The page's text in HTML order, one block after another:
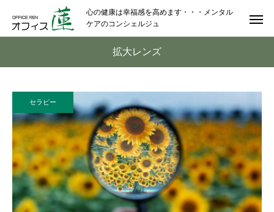
心の健康は幸福感を高めます・・・メンタル
ケアのコンシェルジュ
拡大レンズ
セラピー